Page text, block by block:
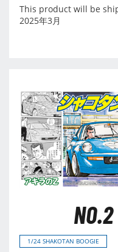
This product will be
2025年3月
NO.2
1/24 SHAKOTAN BOOGIE